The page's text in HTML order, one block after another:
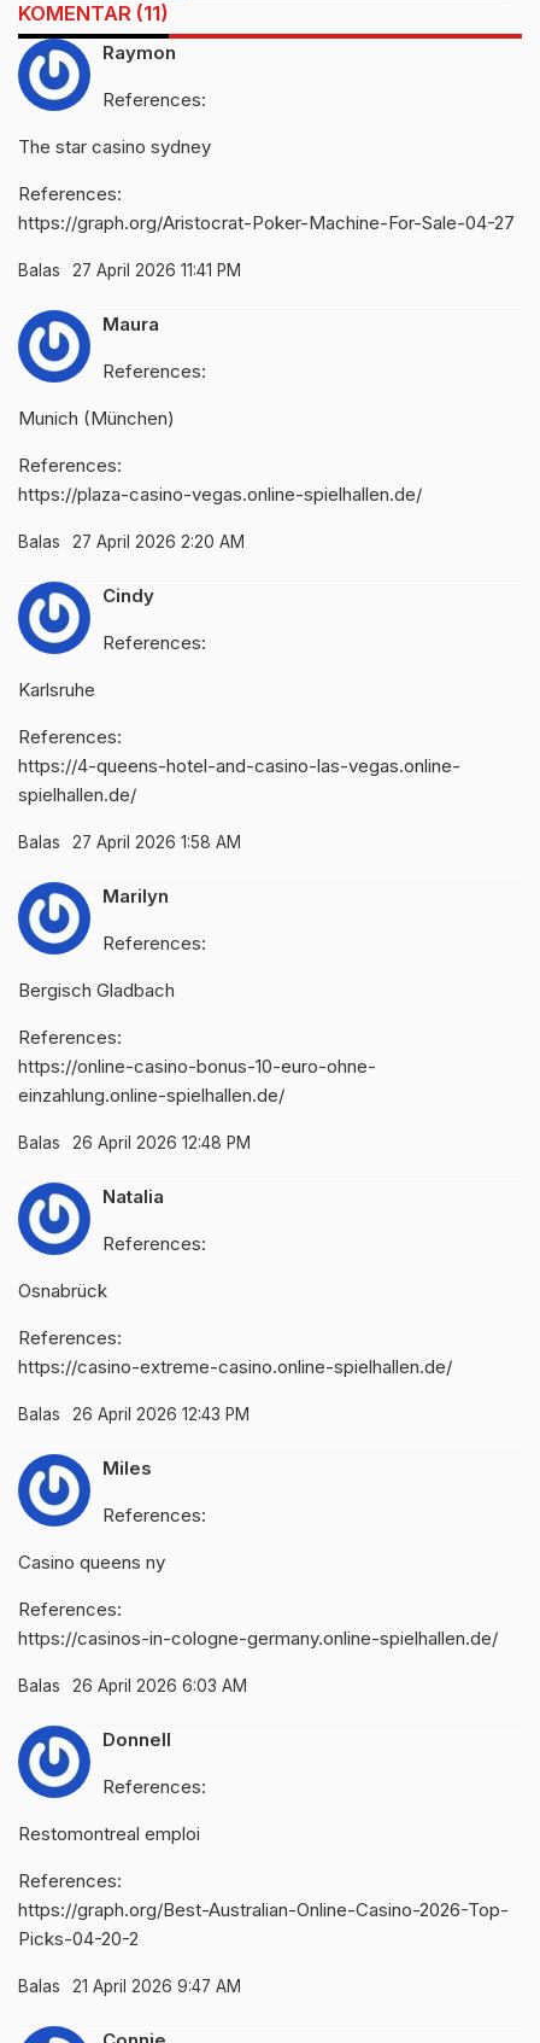
KOMENTAR (11)
Raymon
References:
The star casino sydney
References:
https://graph.org/Aristocrat-Poker-Machine-For-Sale-04-27
Balas 27 April 2026 11:41 PM
Maura
References:
Munich (München)
References:
https://plaza-casino-vegas.online-spielhallen.de/
Balas 27 April 2026 2:20 AM
Cindy
References:
Karlsruhe
References:
https://4-queens-hotel-and-casino-las-vegas.online-
spielhallen.de/
Balas 27 April 2026 1:58 AM
Marilyn
References:
Bergisch Gladbach
References:
https://online-casino-bonus-10-euro-ohne-
einzahlung.online-spielhallen.de/
Balas 26 April 2026 12:48 PM
Natalia
References:
Osnabrück
References:
https://casino-extreme-casino.online-spielhallen.de/
Balas 26 April 2026 12:43 PM
Miles
References:
Casino queens ny
References:
https://casinos-in-cologne-germany.online-spielhallen.de/
Balas 26 April 2026 6:03 AM
Donnell
References:
Restomontreal emploi
References:
https://graph.org/Best-Australian-Online-Casino-2026-Top-
Picks-04-20-2
Balas 21 April 2026 9:47 AM